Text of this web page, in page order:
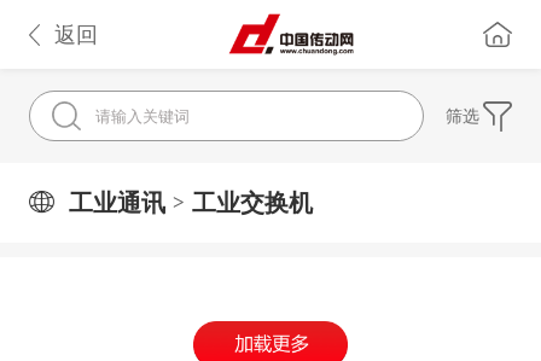
返回
筛选
工业通讯 > 工业交换机